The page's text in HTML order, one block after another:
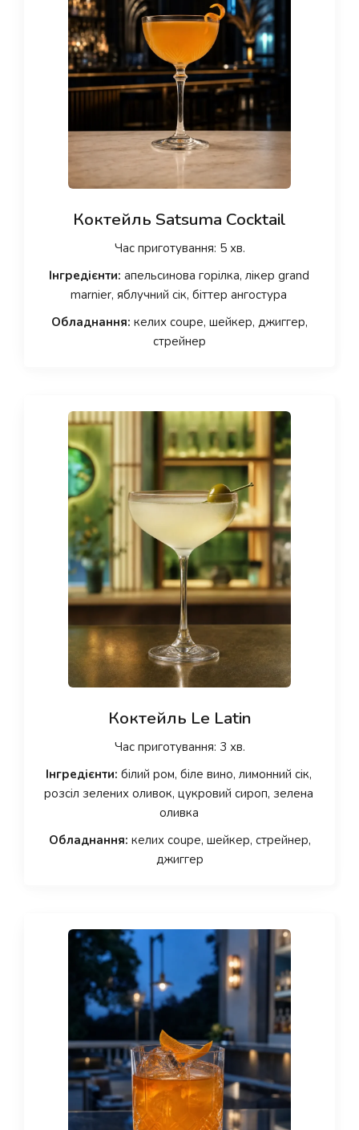
Коктейль Satsuma Cocktail
Час приготування: 5 хв.
Інгредієнти: апельсинова горілка, лікер grand
marnier, яблучний сік, біттер ангостура
Обладнання: келих coupe, шейкер, джиггер,
стрейнер
Коктейль Le Latin
Час приготування: 3 хв.
Інгредієнти: білий ром, біле вино, лимонний сік,
розсіл зелених оливок, цукровий сироп, зелена
оливка
Обладнання: келих coupe, шейкер, стрейнер,
джиггер